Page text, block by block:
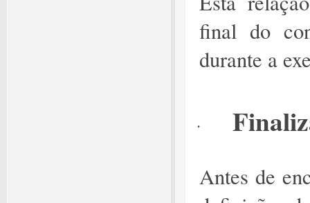
final do
durante a
·
Antes de